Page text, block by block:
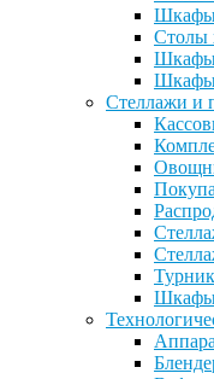
Шкафы
Столы
Шкафы
Шкафы
Стеллажи и
Шкафы